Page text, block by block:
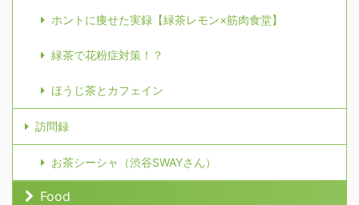
ホントに痩せた実録【緑茶レモン×筋肉食堂】
緑茶で花粉症対策！？
ほうじ茶とカフェイン
訪問録
お茶シーシャ（渋谷SWAYさん）
Food